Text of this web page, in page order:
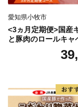
愛知県小牧市
<3ヵ月定期便>国産
と豚肉のロールキャ